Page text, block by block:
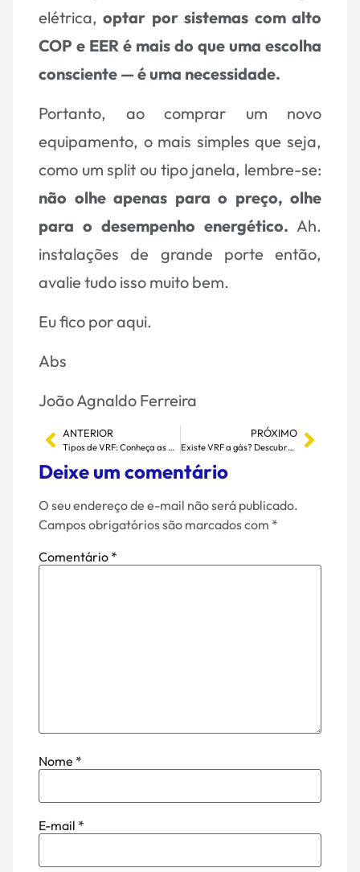
elétrica,optar por sistemas com alto
COP e EER é mais do que uma escolha
consciente — é uma necessidade.
Portanto, ao comprar um novo
equipamento, o mais simples que seja,
como um split ou tipo janela, lembre-se:
não olhe apenas para o preço, olhe
para o desempenho energético. Ah.
instalações de grande porte então,
avalie tudo isso muito bem.
Eu fico por aqui.
Abs
João Agnaldo Ferreira
ANTERIOR
Tipos de VRF: Conheça as Variedades e Suas Aplicações
PRÓXIMO
Existe VRF a gás? Descubra tudo sobre essa tecnologia no ar-condicionado.
Deixe um comentário
O seu endereço de e-mail não será publicado.
Campos obrigatórios são marcados com *
Comentário *
Nome *
E-mail *